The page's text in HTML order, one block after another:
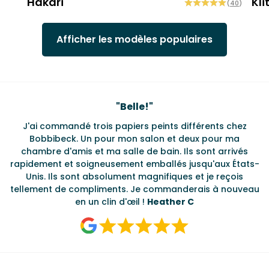
(40)
Afficher les modèles populaires
"Belle!"
J'ai commandé trois papiers peints différents chez
Bobbibeck. Un pour mon salon et deux pour ma
chambre d'amis et ma salle de bain. Ils sont arrivés
rapidement et soigneusement emballés jusqu'aux États-
Unis. Ils sont absolument magnifiques et je reçois
tellement de compliments. Je commanderais à nouveau
en un clin d'œil ! Heather C